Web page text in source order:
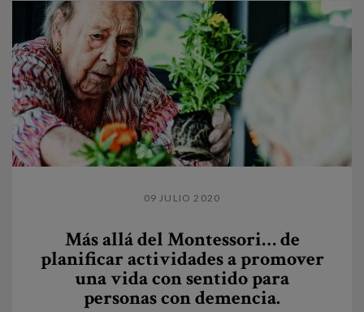
09 JULIO 2020
Más allá del Montessori… de
planificar actividades a promover
una vida con sentido para
personas con demencia.